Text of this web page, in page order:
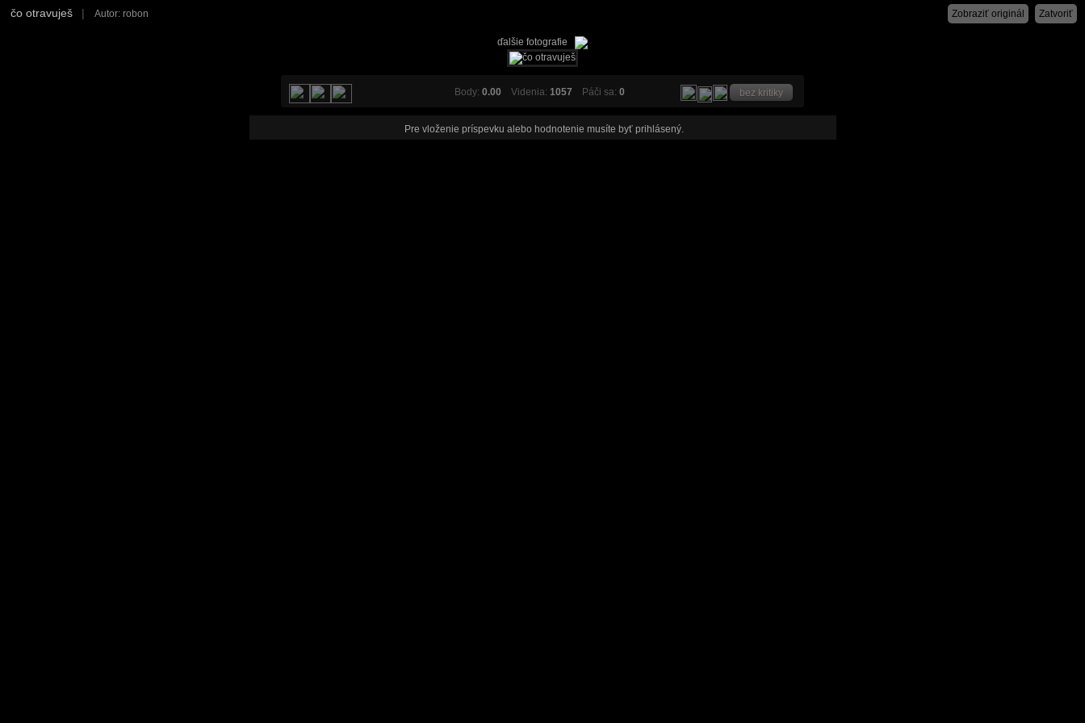
čo otravuješ | Autor: robon Zatvoriť
Zobraziť originál
ďalšie fotografie
Body: 0.00 Videnia: 1057 Páči sa: 0 bez kritiky
Pre vloženie príspevku alebo hodnotenie musíte byť prihlásený.